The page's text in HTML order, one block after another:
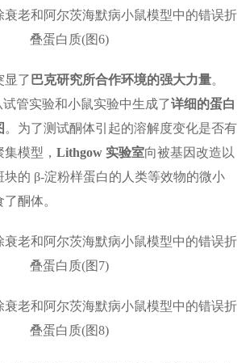
显了 巴克研究所合作环境的强大力量。
试管实验和小鼠实验中生成了详细的蛋白
。为了测试酮体引起的溶解度变化是否有
模型， Lithgow 实验室向被基因改造以
的 β-淀粉样蛋白的人类等效物的微小
酮体。